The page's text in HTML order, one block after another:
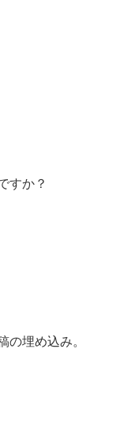
すか？
の埋め込み。